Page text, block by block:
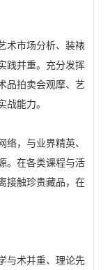
术市场分析、装裱
践并重。充分发挥
品拍卖会观摩、艺
战能力。
络，与业界精英、
。在各类课程与活
接触珍贵藏品，在
与术并重、理论先